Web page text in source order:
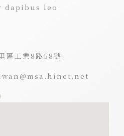
leo.
區工業8路58號